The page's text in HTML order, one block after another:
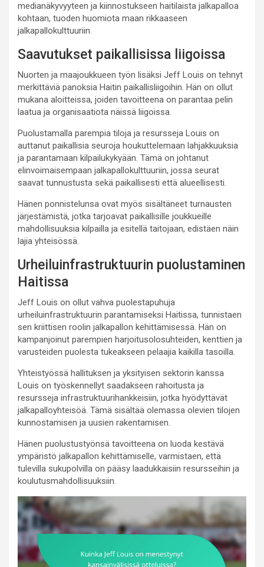
medianäkyvyyteen ja kiinnostukseen haitilaista jalkapalloa
kohtaan, tuoden huomiota maan rikkaaseen
jalkapallokulttuuriin.
Saavutukset paikallisissa liigoissa
Nuorten ja maajoukkueen työn lisäksi Jeff Louis on tehnyt
merkittäviä panoksia Haitin paikallisliigoihin. Hän on ollut
mukana aloitteissa, joiden tavoitteena on parantaa pelin
laatua ja organisaatiota näissä liigoissa.
Puolustamalla parempia tiloja ja resursseja Louis on
auttanut paikallisia seuroja houkuttelemaan lahjakkuuksia
ja parantamaan kilpailukykyään. Tämä on johtanut
elinvoimaisempaan jalkapallokulttuuriin, jossa seurat
saavat tunnustusta sekä paikallisesti että alueellisesti.
Hänen ponnistelunsa ovat myös sisältäneet turnausten
järjestämistä, jotka tarjoavat paikallisille joukkueille
mahdollisuuksia kilpailla ja esitellä taitojaan, edistäen näin
lajia yhteisössä.
Urheiluinfrastruktuurin puolustaminen
Haitissa
Jeff Louis on ollut vahva puolestapuhuja
urheiluinfrastruktuurin parantamiseksi Haitissa, tunnistaen
sen kriittisen roolin jalkapallon kehittämisessä. Hän on
kampanjoinut parempien harjoitusolosuhteiden, kenttien ja
varusteiden puolesta tukeakseen pelaajia kaikilla tasoilla.
Yhteistyössä hallituksen ja yksityisen sektorin kanssa
Louis on työskennellyt saadakseen rahoitusta ja
resursseja infrastruktuurihankkeisiin, jotka hyödyttävät
jalkapalloyhteisöä. Tämä sisältää olemassa olevien tilojen
kunnostamisen ja uusien rakentamisen.
Hänen puolustustyönsä tavoitteena on luoda kestävä
ympäristö jalkapallon kehittämiselle, varmistaen, että
tulevilla sukupolvilla on pääsy laadukkaisiin resursseihin ja
koulutusmahdollisuuksiin.